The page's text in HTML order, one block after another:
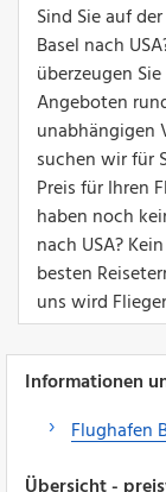
Sind Sie auf
Basel nach
überzeugen
Angeboten
unabhängigen
suchen wir für
Preis für Ihren
haben noch
nach USA?
besten
uns wird
Informationen
Flughafen